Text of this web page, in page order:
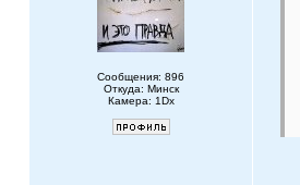
Сообщения: 896
Откуда: Минск
Камера: 1Dx